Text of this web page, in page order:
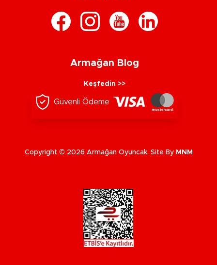
Armağan Blog
Keşfedin >>
Güvenli Ödeme
Copyright © 2026 Armağan Oyuncak. Site By MNM